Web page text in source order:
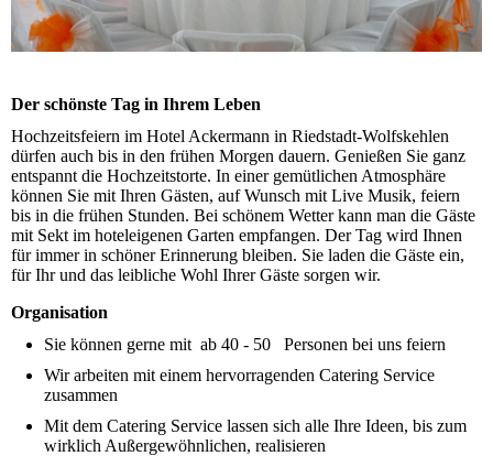
Der schönste Tag in Ihrem Leben
Hochzeitsfeiern im Hotel Ackermann in Riedstadt-Wolfskehlen
dürfen auch bis in den frühen Morgen dauern. Genießen Sie ganz
entspannt die Hochzeitstorte. In einer gemütlichen Atmosphäre
können Sie mit Ihren Gäs­ten, auf Wunsch mit Live Musik, feiern
bis in die frühen Stunden. Bei schö­nem Wetter kann man die Gäste
mit Sekt im hoteleigenen Garten em­pfan­gen. Der Tag wird Ihnen
für immer in schöner Erinnerung bleiben. Sie laden die Gäste ein,
für Ihr und das leibliche Wohl Ihrer Gäste sorgen wir.
Organisation
Sie können gerne mit ab 40 - 50 Personen bei uns feiern
Wir arbeiten mit einem hervorragenden Catering Service
zusammen
Mit dem Catering Service lassen sich alle Ihre Ideen, bis zum
wirklich Außergewöhnlichen, realisieren